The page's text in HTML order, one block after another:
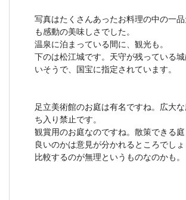
写真はたくさんあったお料理の中の一
も感動の美味しさでした。
温泉に泊まっている間に、観光も。
下のは松江城です。天守が残っている
いそうで、国宝に指定されています。
足立美術館のお庭は有名ですね。広大
ち入り禁止です。
観賞用のお庭なのですね。散策できる
良いのかは意見が分かれるところでしょ
比較するのが無理というものなのかも。